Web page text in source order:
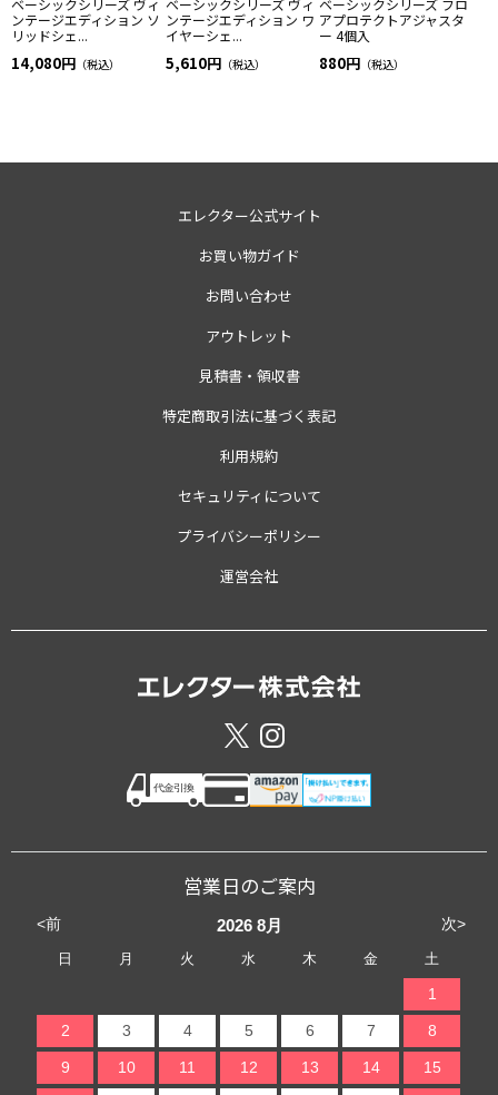
ベーシックシリーズ ヴィ
ンテージエディション ソ
リッドシェ...
14,080円 （税込）
ベーシックシリーズ ヴィ
ンテージエディション ワ
イヤーシェ...
5,610円 （税込）
ベーシックシリーズ フロ
アプロテクトアジャスタ
ー 4個入
880円 （税込）
エレクター公式サイト
お買い物ガイド
お問い合わせ
アウトレット
見積書・領収書
特定商取引法に基づく表記
利用規約
セキュリティについて
プライバシーポリシー
運営会社
営業日のご案内
<前 次>
2026 8月
日 月 火 水 木 金 土
1
2 3 4 5 6 7 8
9 10 11 12 13 14 15